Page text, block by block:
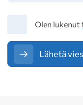
TietosuojaOlen lukenut
Lähetä